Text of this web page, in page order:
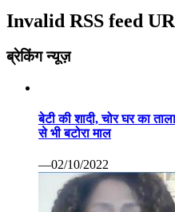
Invalid RSS feed
ब्रेकिंग न्यूज़
बेटी की शादी, चोर घर का
से भी बटोरा माल
—02/10/2022